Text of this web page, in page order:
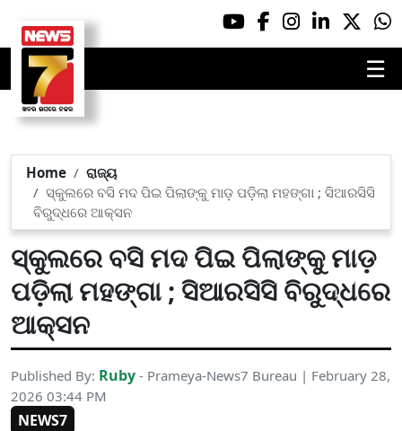
☰
Home
ରାଜ୍ୟ
ସ୍କୁଲରେ ବସି ମଦ ପିଇ ପିଲାଙ୍କୁ ମାଡ଼ ପଡ଼ିଲା ମହଙ୍ଗା ; ସିଆରସିସି
ବିରୁଦ୍ଧରେ ଆକ୍ସନ
ସ୍କୁଲରେ ବସି ମଦ ପିଇ ପିଲାଙ୍କୁ ମାଡ଼
ପଡ଼ିଲା ମହଙ୍ଗା ; ସିଆରସିସି ବିରୁଦ୍ଧରେ
ଆକ୍ସନ
Published By: Ruby - Prameya-News7 Bureau | February 28,
2026 03:44 PM
NEWS7